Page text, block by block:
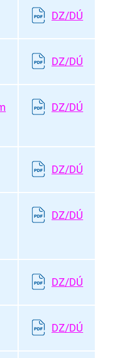
DZ/DÚ
DZ/DÚ
DZ/DÚ
DZ/DÚ
DZ/DÚ
DZ/DÚ
DZ/DÚ